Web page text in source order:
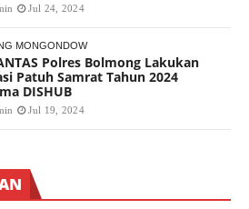
Jul 24, 2024
MONGONDOW
Polres Bolmong Lakukan
Patuh Samrat Tahun 2024
DISHUB
Jul 19, 2024